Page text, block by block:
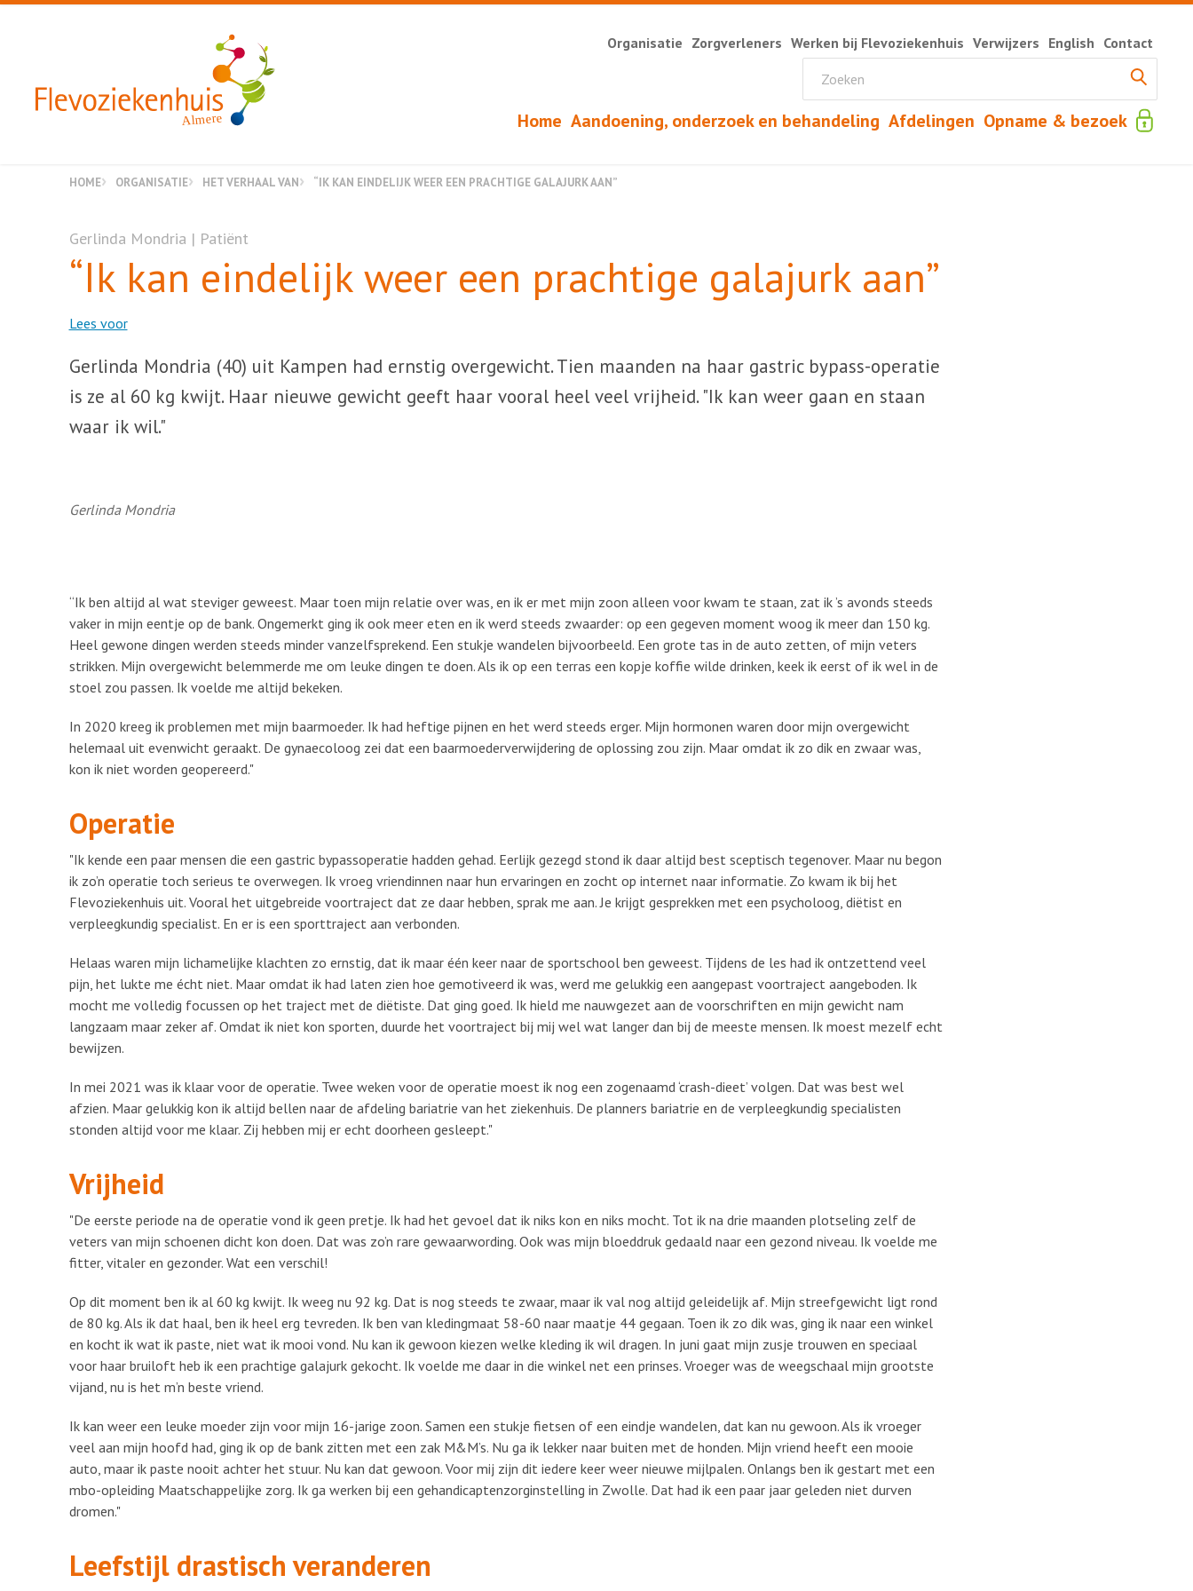
Almere Home Aandoening, onderzoek en behandeling Afdelingen Opname & bezoek
Organisatie Zorgverleners Werken bij Flevoziekenhuis Verwijzers English Contact
HOME ORGANISATIE HET VERHAAL VAN “IK KAN EINDELIJK WEER EEN PRACHTIGE GALAJURK AAN”
Gerlinda Mondria | Patiënt
“Ik kan eindelijk weer een prachtige galajurk aan”
Lees voor
Gerlinda Mondria (40) uit Kampen had ernstig overgewicht. Tien maanden na haar gastric bypass-operatie
is ze al 60 kg kwijt. Haar nieuwe gewicht geeft haar vooral heel veel vrijheid. "Ik kan weer gaan en staan
waar ik wil."
Gerlinda Mondria
“Ik ben altijd al wat steviger geweest. Maar toen mijn relatie over was, en ik er met mijn zoon alleen voor kwam te staan, zat ik ’s avonds steeds
vaker in mijn eentje op de bank. Ongemerkt ging ik ook meer eten en ik werd steeds zwaarder: op een gegeven moment woog ik meer dan 150 kg.
Heel gewone dingen werden steeds minder vanzelfsprekend. Een stukje wandelen bijvoorbeeld. Een grote tas in de auto zetten, of mijn veters
strikken. Mijn overgewicht belemmerde me om leuke dingen te doen. Als ik op een terras een kopje koffie wilde drinken, keek ik eerst of ik wel in de
stoel zou passen. Ik voelde me altijd bekeken.
In 2020 kreeg ik problemen met mijn baarmoeder. Ik had heftige pijnen en het werd steeds erger. Mijn hormonen waren door mijn overgewicht
helemaal uit evenwicht geraakt. De gynaecoloog zei dat een baarmoederverwijdering de oplossing zou zijn. Maar omdat ik zo dik en zwaar was,
kon ik niet worden geopereerd."
Operatie
"Ik kende een paar mensen die een gastric bypassoperatie hadden gehad. Eerlijk gezegd stond ik daar altijd best sceptisch tegenover. Maar nu begon
ik zo’n operatie toch serieus te overwegen. Ik vroeg vriendinnen naar hun ervaringen en zocht op internet naar informatie. Zo kwam ik bij het
Flevoziekenhuis uit. Vooral het uitgebreide voortraject dat ze daar hebben, sprak me aan. Je krijgt gesprekken met een psycholoog, diëtist en
verpleegkundig specialist. En er is een sporttraject aan verbonden.
Helaas waren mijn lichamelijke klachten zo ernstig, dat ik maar één keer naar de sportschool ben geweest. Tijdens de les had ik ontzettend veel
pijn, het lukte me écht niet. Maar omdat ik had laten zien hoe gemotiveerd ik was, werd me gelukkig een aangepast voortraject aangeboden. Ik
mocht me volledig focussen op het traject met de diëtiste. Dat ging goed. Ik hield me nauwgezet aan de voorschriften en mijn gewicht nam
langzaam maar zeker af. Omdat ik niet kon sporten, duurde het voortraject bij mij wel wat langer dan bij de meeste mensen. Ik moest mezelf echt
bewijzen.
In mei 2021 was ik klaar voor de operatie. Twee weken voor de operatie moest ik nog een zogenaamd ‘crash-dieet’ volgen. Dat was best wel
afzien. Maar gelukkig kon ik altijd bellen naar de afdeling bariatrie van het ziekenhuis. De planners bariatrie en de verpleegkundig specialisten
stonden altijd voor me klaar. Zij hebben mij er echt doorheen gesleept."
Vrijheid
"De eerste periode na de operatie vond ik geen pretje. Ik had het gevoel dat ik niks kon en niks mocht. Tot ik na drie maanden plotseling zelf de
veters van mijn schoenen dicht kon doen. Dat was zo’n rare gewaarwording. Ook was mijn bloeddruk gedaald naar een gezond niveau. Ik voelde me
fitter, vitaler en gezonder. Wat een verschil!
Op dit moment ben ik al 60 kg kwijt. Ik weeg nu 92 kg. Dat is nog steeds te zwaar, maar ik val nog altijd geleidelijk af. Mijn streefgewicht ligt rond
de 80 kg. Als ik dat haal, ben ik heel erg tevreden. Ik ben van kledingmaat 58-60 naar maatje 44 gegaan. Toen ik zo dik was, ging ik naar een winkel
en kocht ik wat ik paste, niet wat ik mooi vond. Nu kan ik gewoon kiezen welke kleding ik wil dragen. In juni gaat mijn zusje trouwen en speciaal
voor haar bruiloft heb ik een prachtige galajurk gekocht. Ik voelde me daar in die winkel net een prinses. Vroeger was de weegschaal mijn grootste
vijand, nu is het m’n beste vriend.
Ik kan weer een leuke moeder zijn voor mijn 16-jarige zoon. Samen een stukje fietsen of een eindje wandelen, dat kan nu gewoon. Als ik vroeger
veel aan mijn hoofd had, ging ik op de bank zitten met een zak M&M’s. Nu ga ik lekker naar buiten met de honden. Mijn vriend heeft een mooie
auto, maar ik paste nooit achter het stuur. Nu kan dat gewoon. Voor mij zijn dit iedere keer weer nieuwe mijlpalen. Onlangs ben ik gestart met een
mbo-opleiding Maatschappelijke zorg. Ik ga werken bij een gehandicaptenzorginstelling in Zwolle. Dat had ik een paar jaar geleden niet durven
dromen."
Leefstijl drastisch veranderen